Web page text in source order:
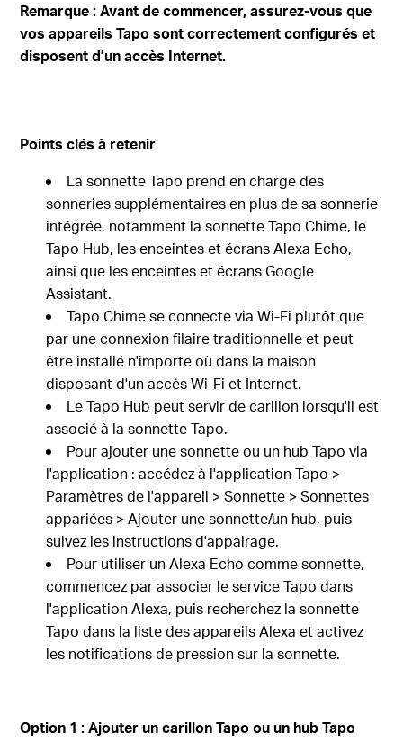
Remarque : Avant de commencer, assurez-vous que
vos appareils Tapo sont correctement configurés et
disposent d’un accès Internet.
Points clés à retenir
La sonnette Tapo prend en charge des
sonneries supplémentaires en plus de sa sonnerie
intégrée, notamment la sonnette Tapo Chime, le
Tapo Hub, les enceintes et écrans Alexa Echo,
ainsi que les enceintes et écrans Google
Assistant.
Tapo Chime se connecte via Wi-Fi plutôt que
par une connexion filaire traditionnelle et peut
être installé n'importe où dans la maison
disposant d'un accès Wi-Fi et Internet.
Le Tapo Hub peut servir de carillon lorsqu'il est
associé à la sonnette Tapo.
Pour ajouter une sonnette ou un hub Tapo via
l'application : accédez à l'application Tapo >
Paramètres de l'appareil > Sonnette > Sonnettes
appariées > Ajouter une sonnette/un hub, puis
suivez les instructions d'appairage.
Pour utiliser un Alexa Echo comme sonnette,
commencez par associer le service Tapo dans
l'application Alexa, puis recherchez la sonnette
Tapo dans la liste des appareils Alexa et activez
les notifications de pression sur la sonnette.
Option 1 : Ajouter un carillon Tapo ou un hub Tapo